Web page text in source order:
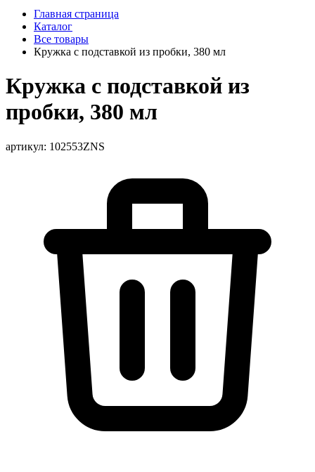
Главная страница
Каталог
Все товары
Кружка с подставкой из пробки, 380 мл
Кружка с подставкой из
пробки, 380 мл
артикул: 102553ZNS